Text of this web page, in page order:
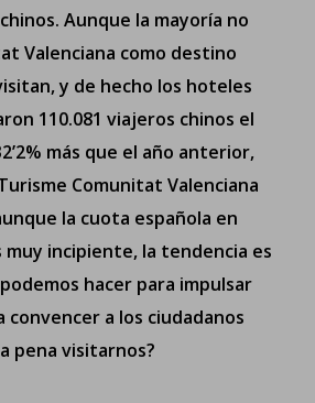
Aunque la mayoría no
Valenciana como destino
y de hecho los hoteles
110.081 viajeros chinos el
más que el año anterior,
Comunitat Valenciana
la cuota española en
muy incipiente, la tendencia es
hacer para impulsar
convencer a los ciudadanos
pena visitarnos?